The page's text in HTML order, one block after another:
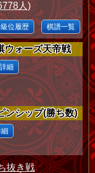
人)
位履歴 棋譜一覧
ウォーズ天帝戦
詳細
ンシップ(勝ち数)
抜き戦